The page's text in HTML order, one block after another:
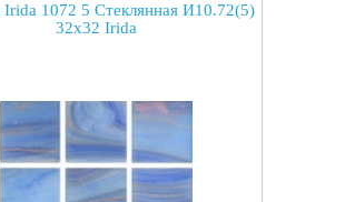
Irida 1072 5 Стеклянная И10.72(5)
32x32 Irida